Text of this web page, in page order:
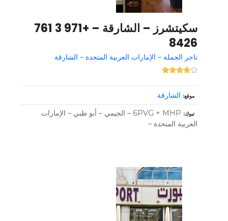
سكيتشرز – الشارقة – +971 3 761
8426
تاجر الجملة – الإمارات العربية المتحدة – الشارقة
موقع الشارقة
تبوك
6PVG + MHP – الجيمي – أبو ظبي – الإمارات
العربية المتحدة –